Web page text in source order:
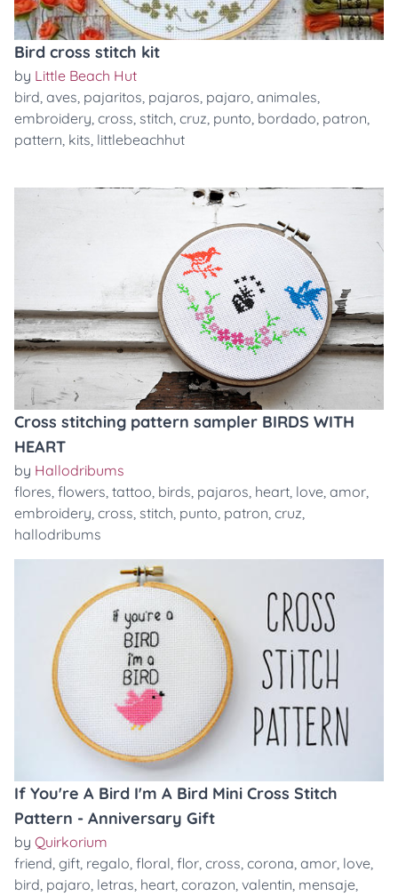
Bird cross stitch kit
by Little Beach Hut
bird, aves, pajaritos, pajaros, pajaro, animales,
embroidery, cross, stitch, cruz, punto, bordado, patron,
pattern, kits, littlebeachhut
Cross stitching pattern sampler BIRDS WITH
HEART
by Hallodribums
flores, flowers, tattoo, birds, pajaros, heart, love, amor,
embroidery, cross, stitch, punto, patron, cruz,
hallodribums
If You're A Bird I'm A Bird Mini Cross Stitch
Pattern - Anniversary Gift
by Quirkorium
friend, gift, regalo, floral, flor, cross, corona, amor, love,
bird, pajaro, letras, heart, corazon, valentin, mensaje,